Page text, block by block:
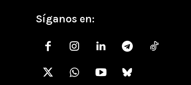
Síganos en: